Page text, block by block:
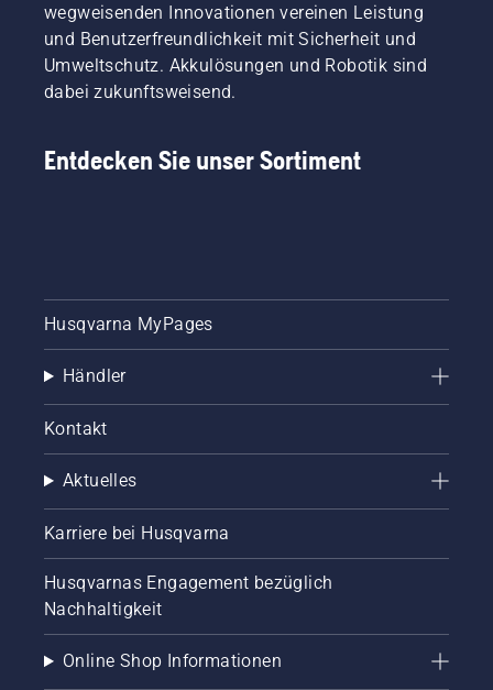
wegweisenden Innovationen vereinen Leistung
und Benutzerfreundlichkeit mit Sicherheit und
Umweltschutz. Akkulösungen und Robotik sind
dabei zukunftsweisend.
Entdecken Sie unser Sortiment
Husqvarna MyPages
Händler
Kontakt
Aktuelles
Karriere bei Husqvarna
Husqvarnas Engagement bezüglich
Nachhaltigkeit
Online Shop Informationen